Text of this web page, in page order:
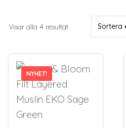
Visar alla 4 resultatSortera
NYHET!
NYHET!